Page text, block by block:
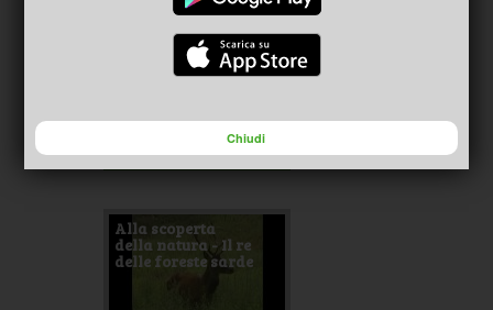
Alla scoperta
Alla scoperta
della natura - Il re
delle foreste sarde
Chiudi